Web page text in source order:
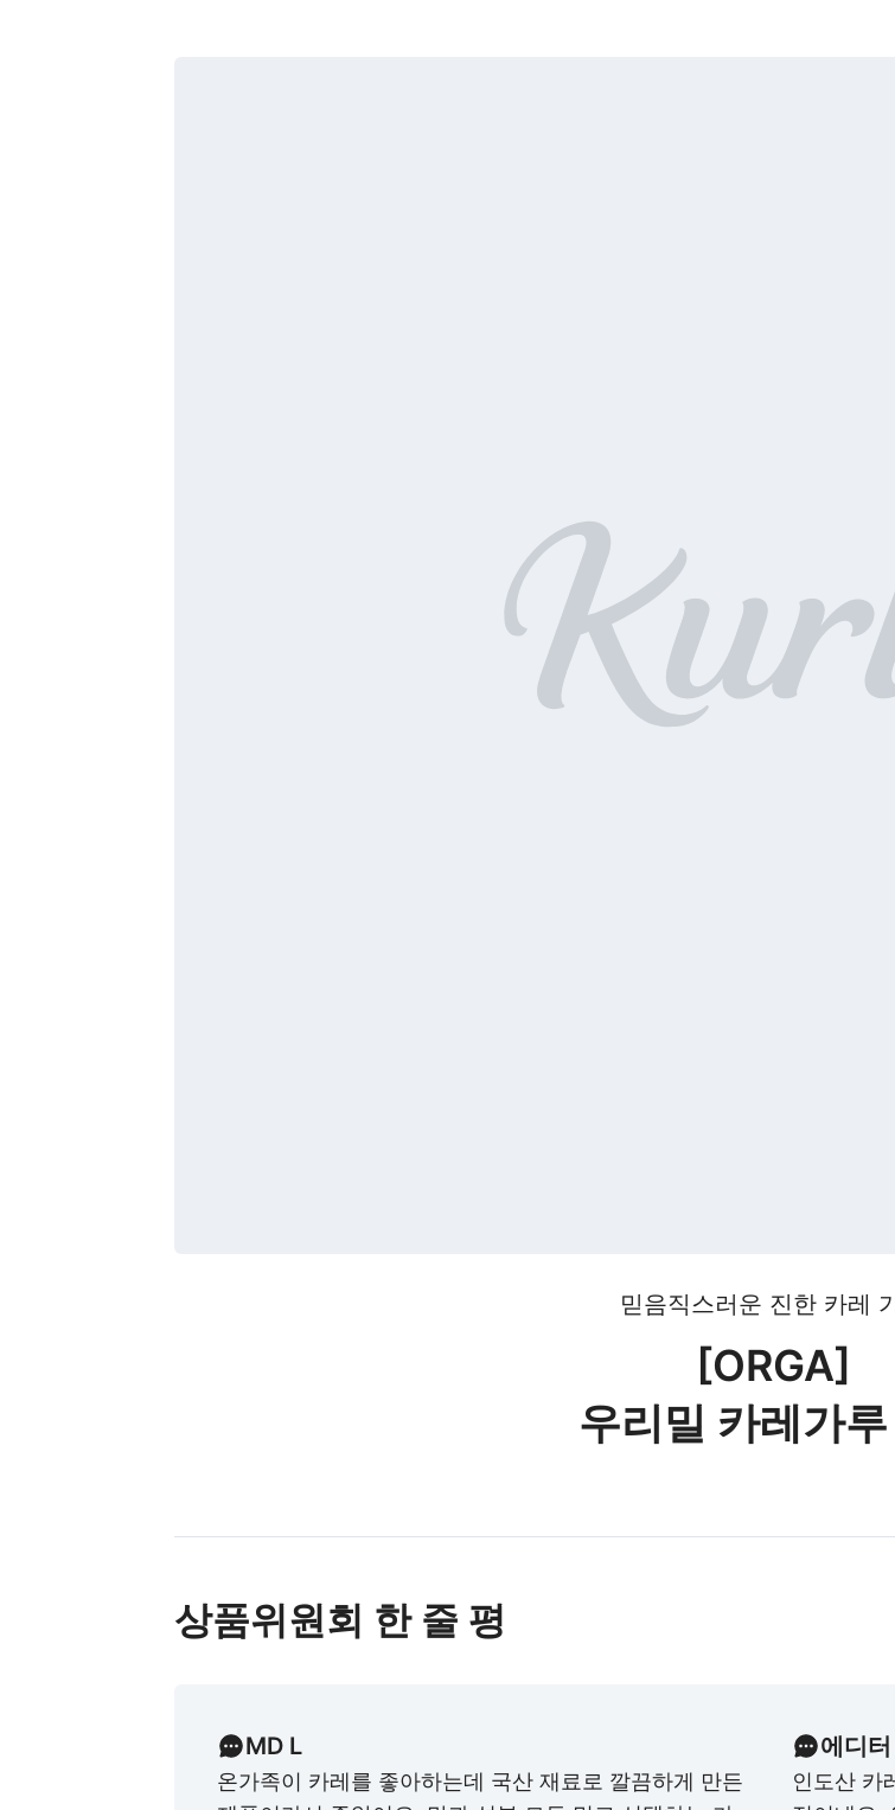
믿음직스러운 진한 카레
[ORGA]
우리밀 카레가
상품위원회 한 줄 평
MD L
온가족이 카레를 좋아하는데 국산 재료로 깔끔하게 만든
에디
인도산 카